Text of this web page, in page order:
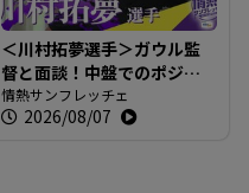
＜川村拓夢選手＞ガウル監
督と面談！中盤でのポジシ
ョン争いに本気で挑む【情
熱サンフレッチェ】
情熱サンフレッチェ
2026/08/07